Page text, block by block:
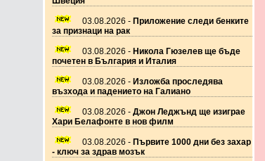
03.08.2026 - Приложение следи бенките
за признаци на рак
03.08.2026 - Никола Гюзелев ще бъде
почетен в България и Италия
03.08.2026 - Изложба проследява
възхода и падението на Галиано
03.08.2026 - Джон Леджънд ще изиграе
Хари Белафонте в нов филм
03.08.2026 - Първите 1000 дни без захар
- ключ за здрав мозък